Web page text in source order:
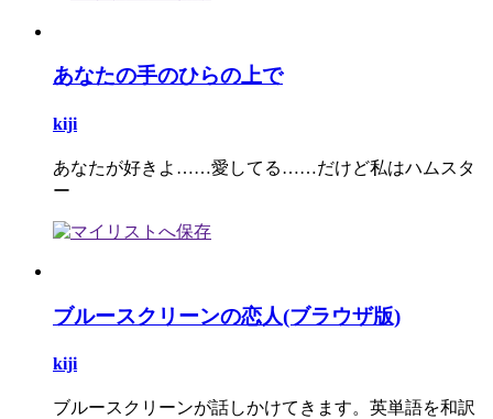
あなたの手のひらの上で
kiji
あなたが好きよ……愛してる……だけど私はハムスタ
ー
ブルースクリーンの恋人(ブラウザ版)
kiji
ブルースクリーンが話しかけてきます。英単語を和訳